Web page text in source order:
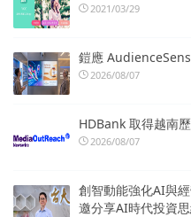
2021/03/29
鎧應
2026/08/07
HDBank 取得越南
2026/08/07
創智動能強化AI與
邀分享AI時代投資